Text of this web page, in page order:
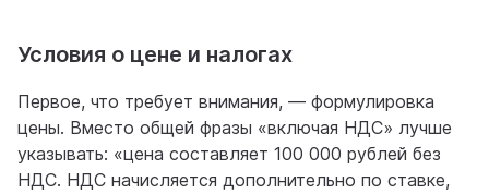
Условия о цене и налогах
Первое, что требует внимания, — формулировка
цены. Вместо общей фразы «включая НДС» лучше
указывать: «цена составляет 100 000 рублей без
НДС. НДС начисляется дополнительно по ставке,